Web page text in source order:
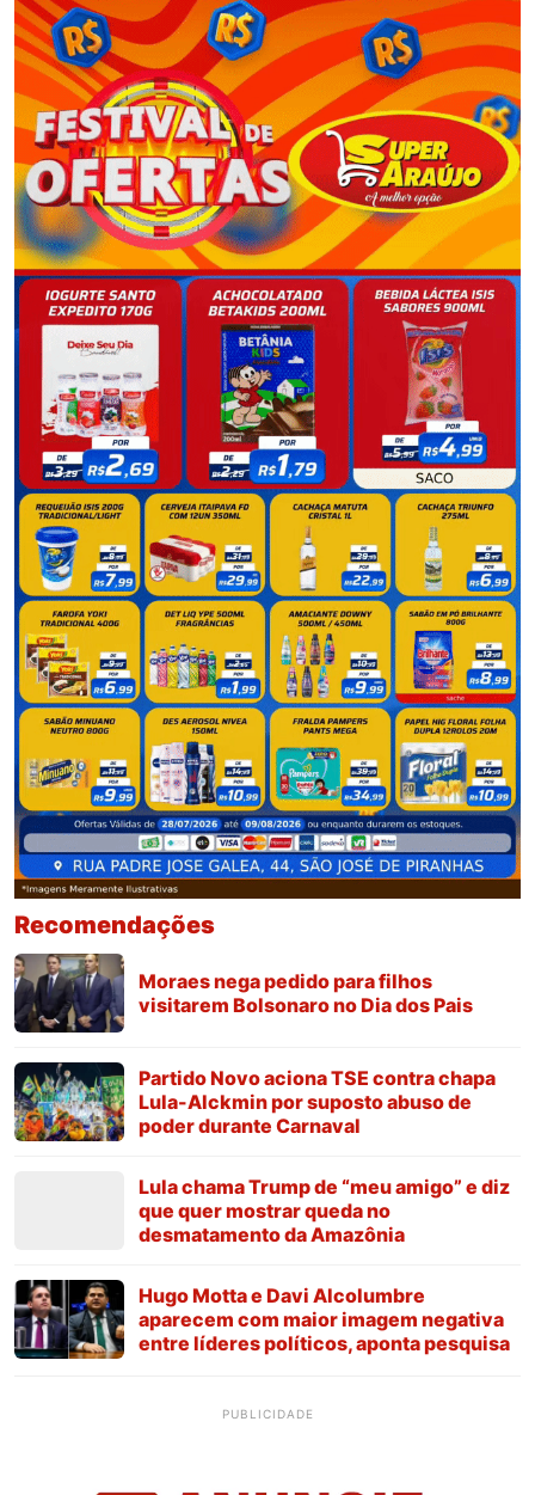
Recomendações
Moraes nega pedido para filhos
visitarem Bolsonaro no Dia dos Pais
Partido Novo aciona TSE contra chapa
Lula-Alckmin por suposto abuso de
poder durante Carnaval
Lula chama Trump de “meu amigo” e diz
que quer mostrar queda no
desmatamento da Amazônia
Hugo Motta e Davi Alcolumbre
aparecem com maior imagem negativa
entre líderes políticos, aponta pesquisa
PUBLICIDADE